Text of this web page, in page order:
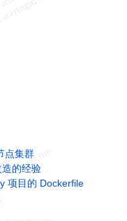
点集群
的经验
项目的 Dockerfile